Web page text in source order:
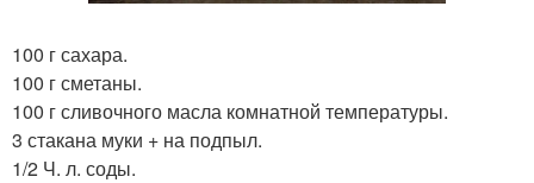
100 г сахара.
100 г сметаны.
100 г сливочного масла комнатной температуры.
3 стакана муки + на подпыл.
1/2 Ч. л. соды.